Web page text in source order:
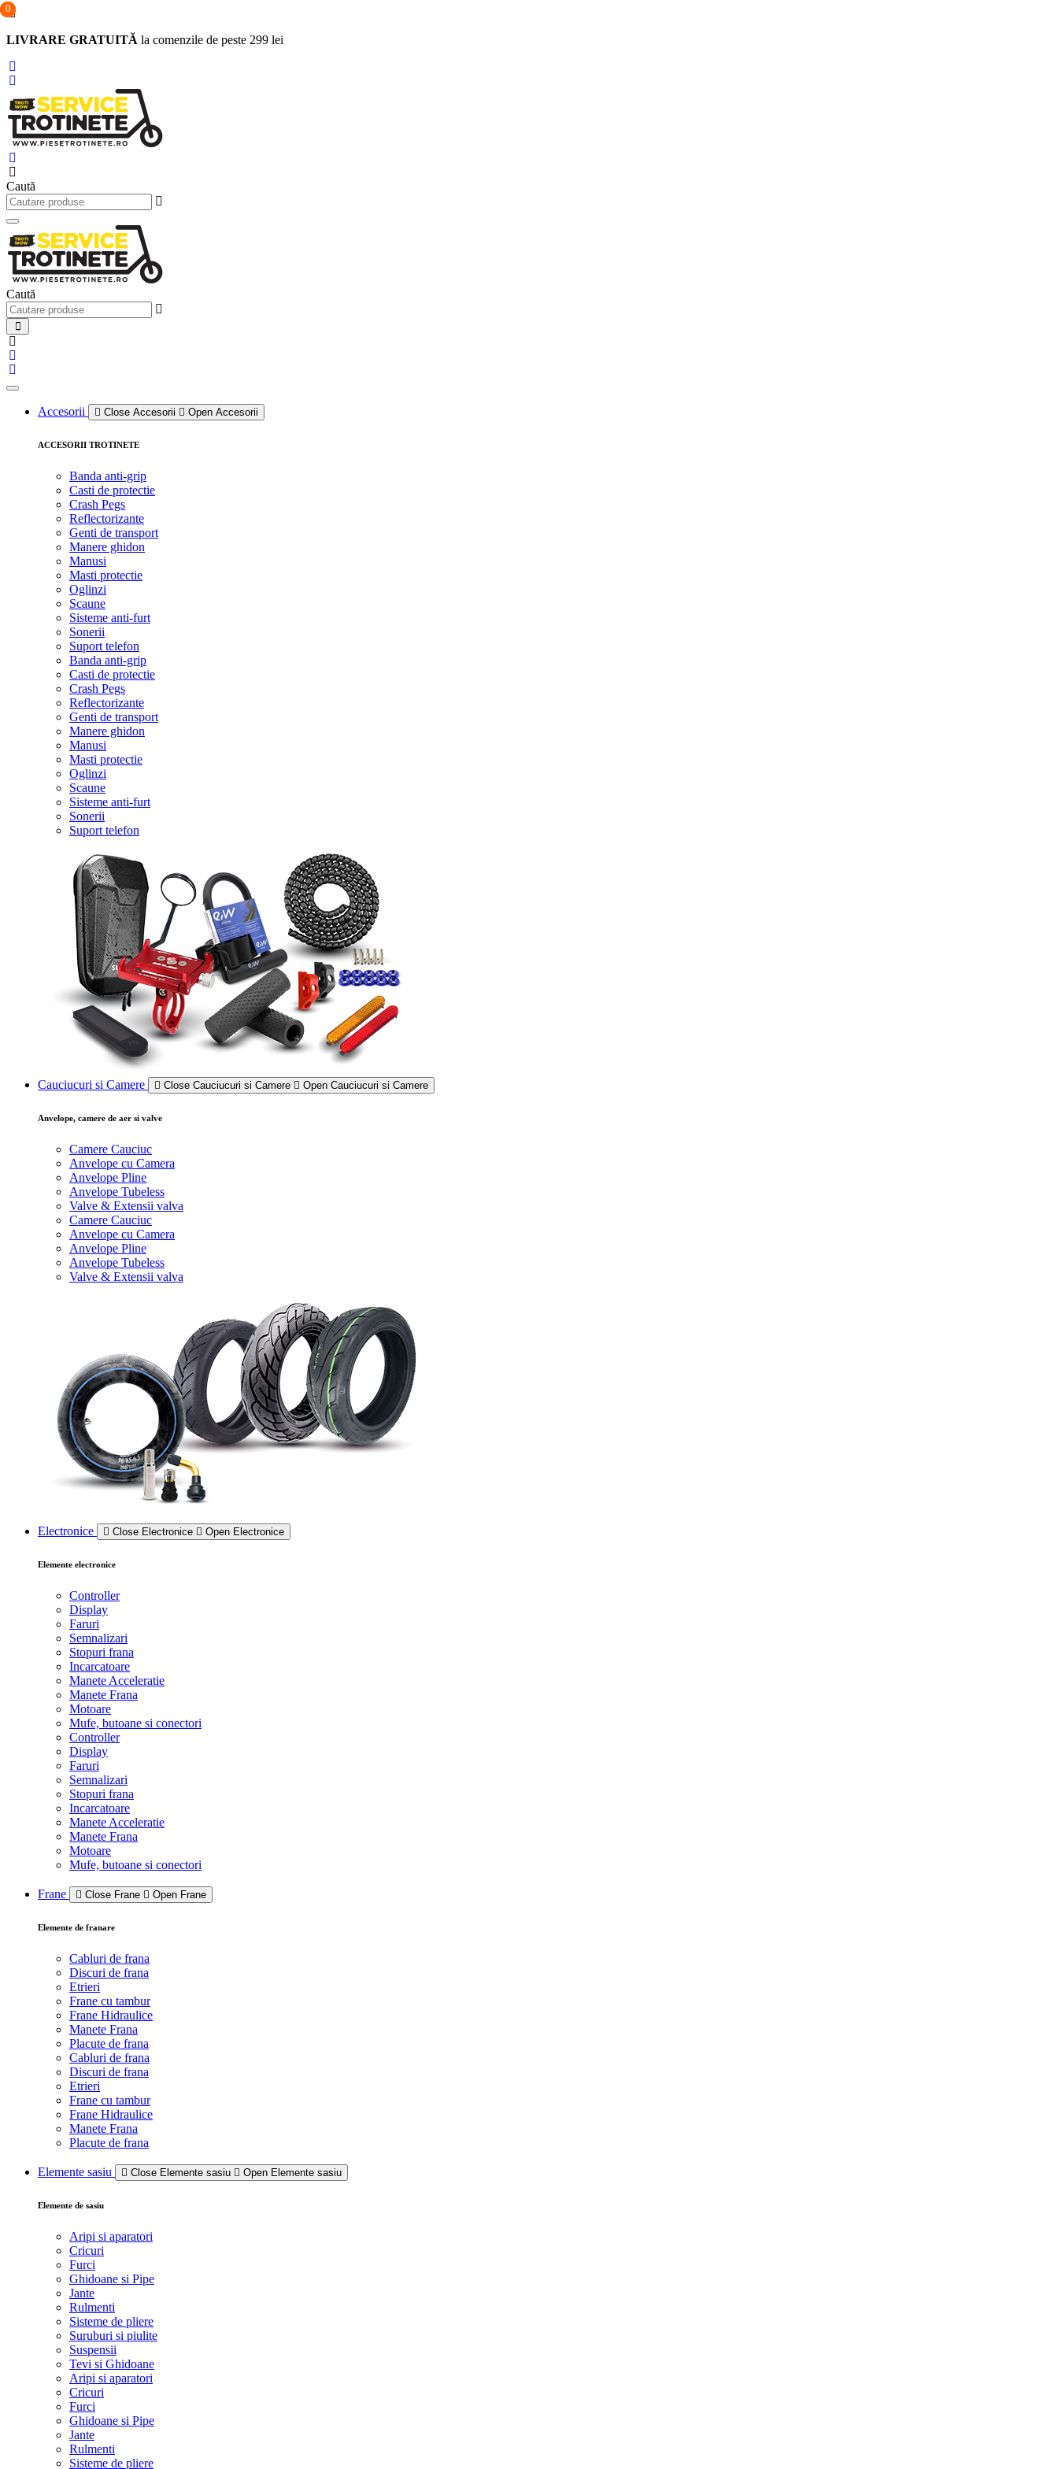
Sari
conținut
LIVRARE GRATUITĂ la comenzile de peste 299 lei
0
Caută
Caută
0
0
Accesorii Close Accesorii Open Accesorii
ACCESORII TROTINETE
Banda anti-grip
Casti de protectie
Crash Pegs
Reflectorizante
Genti de transport
Manere ghidon
Manusi
Masti protectie
Oglinzi
Scaune
Sisteme anti-furt
Sonerii
Suport telefon
Banda anti-grip
Casti de protectie
Crash Pegs
Reflectorizante
Genti de transport
Manere ghidon
Manusi
Masti protectie
Oglinzi
Scaune
Sisteme anti-furt
Sonerii
Suport telefon
Cauciucuri si Camere Close Cauciucuri si Camere Open Cauciucuri si Camere
Anvelope, camere de aer si valve
Camere Cauciuc
Anvelope cu Camera
Anvelope Pline
Anvelope Tubeless
Valve & Extensii valva
Camere Cauciuc
Anvelope cu Camera
Anvelope Pline
Anvelope Tubeless
Valve & Extensii valva
Electronice Close Electronice Open Electronice
Elemente electronice
Controller
Display
Faruri
Semnalizari
Stopuri frana
Incarcatoare
Manete Acceleratie
Manete Frana
Motoare
Mufe, butoane si conectori
Controller
Display
Faruri
Semnalizari
Stopuri frana
Incarcatoare
Manete Acceleratie
Manete Frana
Motoare
Mufe, butoane si conectori
Frane Close Frane Open Frane
Elemente de franare
Cabluri de frana
Discuri de frana
Etrieri
Frane cu tambur
Frane Hidraulice
Manete Frana
Placute de frana
Cabluri de frana
Discuri de frana
Etrieri
Frane cu tambur
Frane Hidraulice
Manete Frana
Placute de frana
Elemente sasiu Close Elemente sasiu Open Elemente sasiu
Elemente de sasiu
Aripi si aparatori
Cricuri
Furci
Ghidoane si Pipe
Jante
Rulmenti
Sisteme de pliere
Suruburi si piulite
Suspensii
Tevi si Ghidoane
Aripi si aparatori
Cricuri
Furci
Ghidoane si Pipe
Jante
Rulmenti
Sisteme de pliere